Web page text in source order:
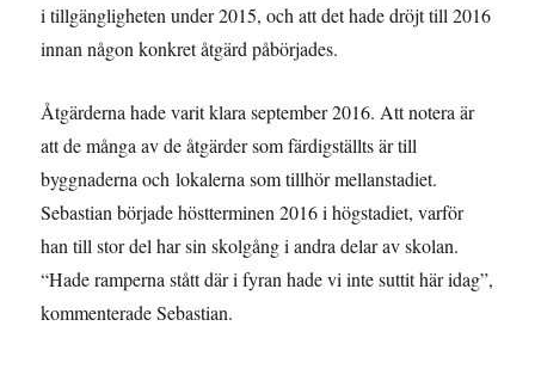
i tillgängligheten under 2015, och att det hade dröjt till 2016
innan någon konkret åtgärd påbörjades.
Åtgärderna hade varit klara september 2016. Att notera är
att de många av de åtgärder som färdigställts är till
byggnaderna och lokalerna som tillhör mellanstadiet.
Sebastian började höstterminen 2016 i högstadiet, varför
han till stor del har sin skolgång i andra delar av skolan.
“Hade ramperna stått där i fyran hade vi inte suttit här idag”,
kommenterade Sebastian.